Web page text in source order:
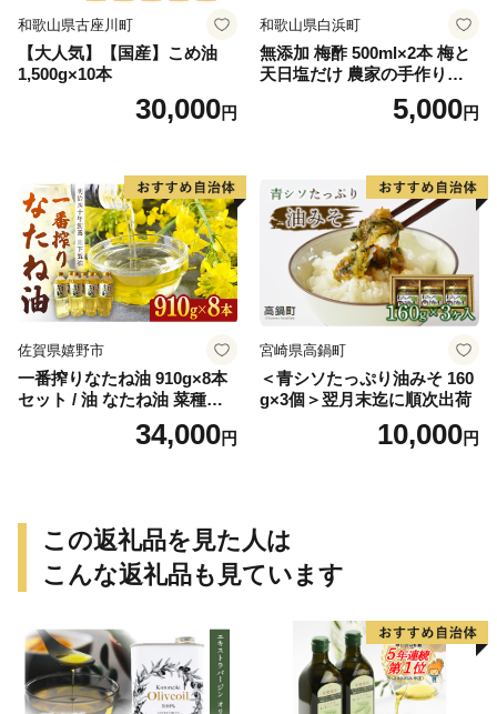
和歌山県古座川町
【大人気】【国産】こめ油
1,500g×10本
30,000円
和歌山県白浜町
無添加 梅酢 500ml×2本 梅と
天日塩だけ 農家の手作り完
5,000円
佐賀県嬉野市
一番搾りなたね油 910g×8本
セット / 油 なたね油 菜種油
ナタネ【山下製油】 [NBE00
34,000円
宮崎県高鍋町
＜青シソたっぷり油みそ 160
g×3個＞翌月末迄に順次出荷
10,000円
この返礼品を見た人は
こんな返礼品も見ています